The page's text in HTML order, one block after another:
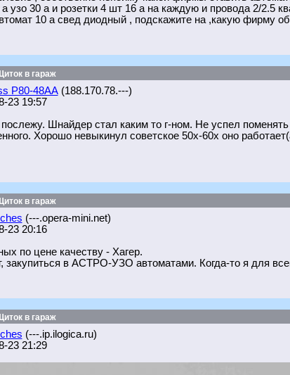
узо 30 а и розетки 4 шт 16 а на каждую и провода 2/2.5
10 а свед диодный , подскажите на ,какую фирму
в гараж
Р80-48АА(188.170.78.---)
23 19:57
Шнайдер стал каким то г-ном. Не успел
Хорошо невыкинул советское 50х-60х оно
в гараж
(---.opera-mini.net)
23 20:16
по цене качеству - Хагер.
закупиться в АСТРО-УЗО автоматами. Когда-то я для
в гараж
(---.ip.ilogica.ru)
23 21:29